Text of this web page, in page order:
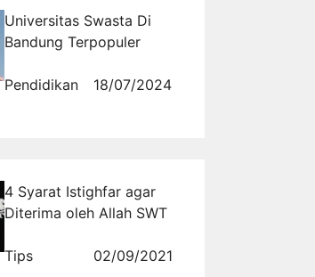
Universitas Swasta Di
Bandung Terpopuler
Pendidikan 18/07/2024
4 Syarat Istighfar agar
Diterima oleh Allah SWT
Tips 02/09/2021